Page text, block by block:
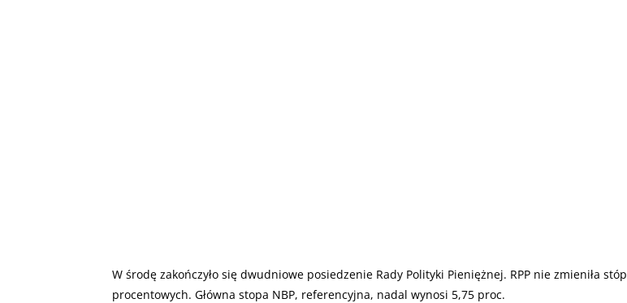
W środę zakończyło się dwudniowe posiedzenie Rady Polityki Pieniężnej. RPP nie zmieniła stóp
procentowych. Główna stopa NBP, referencyjna, nadal wynosi 5,75 proc.